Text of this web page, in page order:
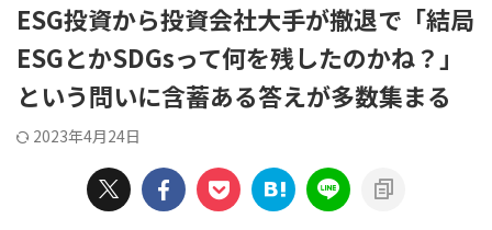
ESG投資から投資会社大手が撤退で「結局
ESGとかSDGsって何を残したのかね？」
という問いに含蓄ある答えが多数集まる
2023年4月24日